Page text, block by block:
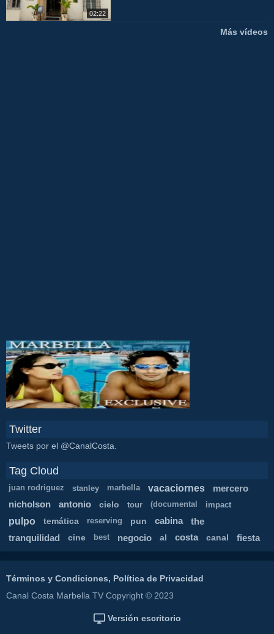
02:22
Más vídeos
Twitter
Tweets por el @CanalCosta.
Tag Cloud
juan rodriguez stanley marbella vacaciornes mercero
nicholson antonio cielo tour (documental impact
pulpo temática reserving pun cabina
the
tranquilidad
cine best negocio al costa canal fiesta
Términos y Condiciones, Política de Privacidad
Canal Costa Marbella TV Copyright © 2023
Versión escritorio